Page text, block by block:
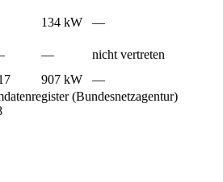
134 kW
—
—
nicht vertreten
907 kW
—
(Bundesnetzagentur)